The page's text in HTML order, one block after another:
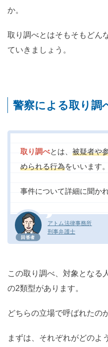
か。
取り調べとはそもそもどん
ていきましょう。
警察による取り調
回答者
アトム法律事務所
刑事弁護士
取り調べとは、 被疑者や
められる行為をいいます。
事件について詳細に聞か
この取り調べ、対象となる
の2類型があります。
どちらの立場で呼ばれたの
まずは、それぞれがどのよ